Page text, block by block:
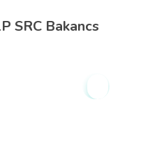
SRC Bakancs